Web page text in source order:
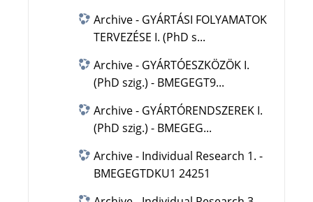
Archive - GYÁRTÁSI FOLYAMATOK
TERVEZÉSE I. (PhD s...
Archive - GYÁRTÓESZKÖZÖK I.
(PhD szig.) - BMEGEGT9...
Archive - GYÁRTÓRENDSZEREK I.
(PhD szig.) - BMEGEG...
Archive - Individual Research 1. -
BMEGEGTDKU1 24251